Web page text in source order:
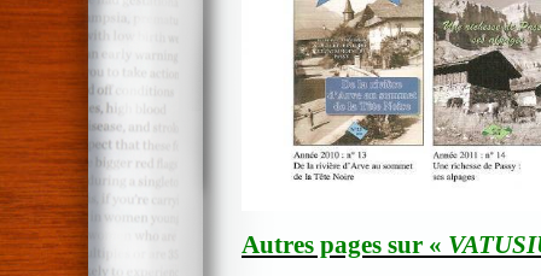
Autres pages sur «